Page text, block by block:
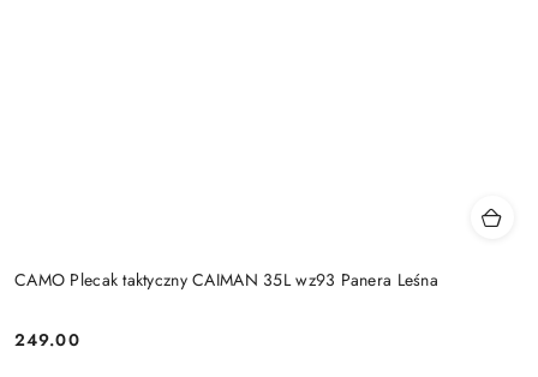
CAMO Plecak taktyczny CAIMAN 35L wz93 Panera Leśna
Cena:
249.00